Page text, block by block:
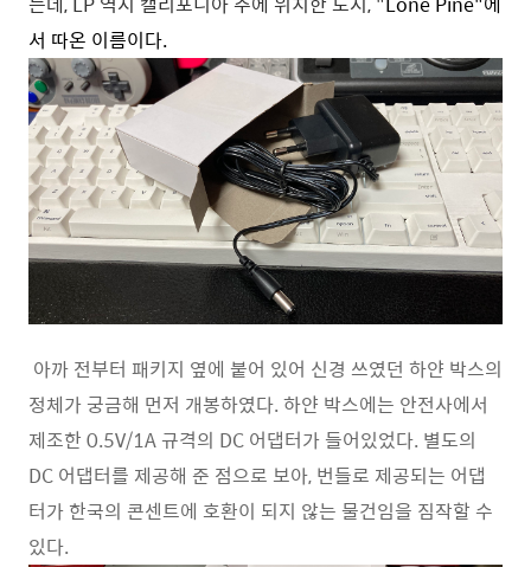
서 따온 이름이다.
아까 전부터 패키지 옆에 붙어 있어 신경 쓰였던 하얀 박스의
정체가 궁금해 먼저 개봉하였다. 하얀 박스에는 안전사에서
제조한 0.5V/1A 규격의 DC 어댑터가 들어있었다. 별도의
DC 어댑터를 제공해 준 점으로 보아, 번들로 제공되는 어댑
터가 한국의 콘센트에 호환이 되지 않는 물건임을 짐작할 수
있다.